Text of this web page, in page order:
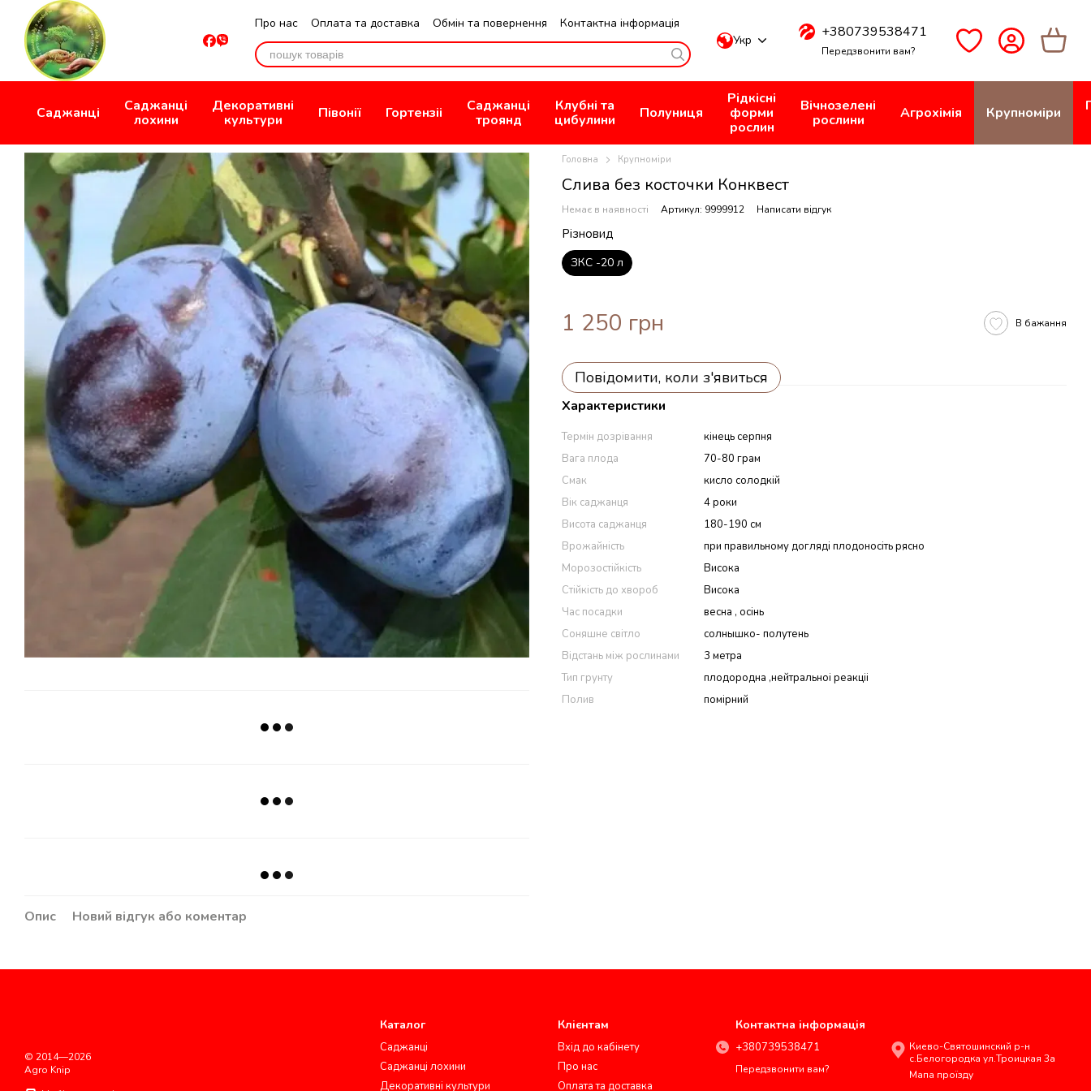
Перейти до основного контенту
Про нас Оплата та доставка Обмін та повернення
Контактна інформація
Відгуки про магазин
Публична Оферта Укр +380739538471
Передзвонити вам?
Саджанці
Саджанці
лохини
Декоративні
культури
Півонії Гортензіі
Саджанці
троянд
Клубні та
цибулини
Полуниця
Рідкісні
форми
рослин
Вічнозелені
рослини
Агрохімія Крупноміри
Опис Новий відгук або коментар
Головна Крупноміри
Слива без косточки Конквест
Немає в наявності Артикул: 9999912 Написати відгук
Різновид
ЗКС -20 л
1 250 грн В бажання
Повідомити, коли з'явиться
Характеристики
Термін дозрівання
кінець серпня
Вага плода
70-80 грам
Смак
кисло солодкій
Вік саджанця
4 роки
Висота саджанця
180-190 см
Врожайність
при правильному догляді плодоносіть рясно
Морозостійкість
Висока
Стійкість до хвороб
Висока
Час посадки
весна , осінь
Соняшне світло
солнышко- полутень
Відстань між рослинами
3 метра
Тип грунту
плодородна ,нейтральноі реакціі
Полив
помірний
© 2014—2026
Agro Knip
Каталог
Саджанці
Саджанці лохини
Декоративні культури
Клієнтам
Вхід до кабінету
Про нас
Оплата та доставка
Контактна інформація
+380739538471
Передзвонити вам?
Киево-Святошинский р-н
с.Белогородка ул.Троицкая 3а
Мапа проїзду